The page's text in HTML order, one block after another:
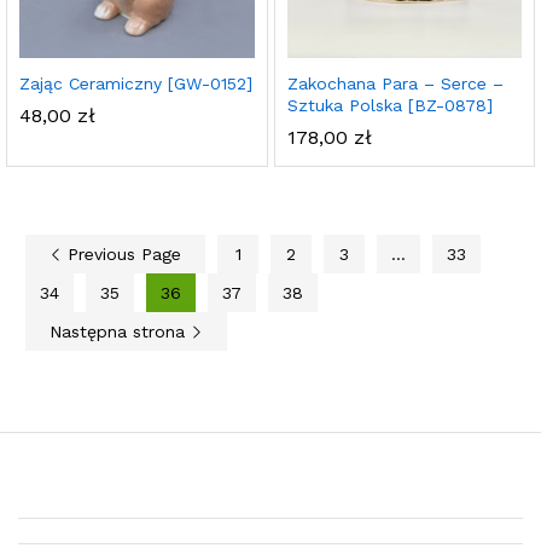
Zając Ceramiczny [GW-0152]
48,00 zł
Zakochana Para – Serce –
Sztuka Polska [BZ-0878]
178,00 zł
Previous Page 1 2 3 …
33
34
35 36 37
38
Następna strona